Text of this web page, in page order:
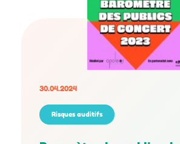
30.04.2024
Risques auditifs